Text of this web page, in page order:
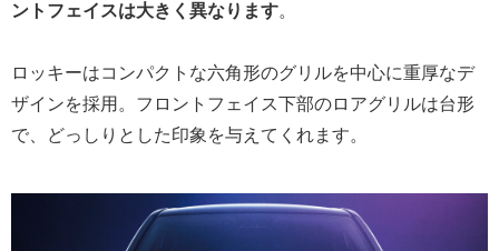
ントフェイスは大きく異なります。
ロッキーはコンパクトな六角形のグリルを中心に重厚なデ
ザインを採用。フロントフェイス下部のロアグリルは台形
で、どっしりとした印象を与えてくれます。